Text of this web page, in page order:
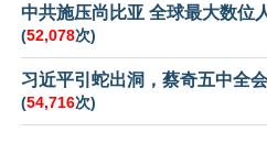
中共施压尚比亚 全球最大数位
(52,078次)
习近平引蛇出洞，蔡奇五中全
(54,716次)